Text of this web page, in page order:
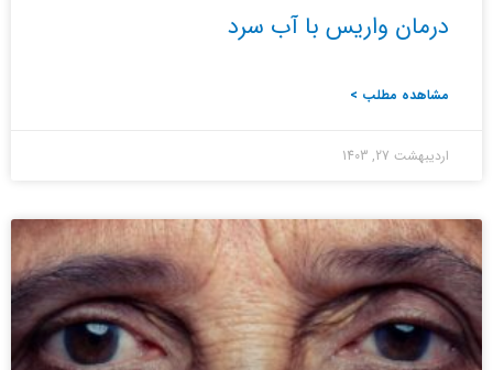
درمان واریس با آب سرد
مشاهده مطلب >
اردیبهشت 27, 1403